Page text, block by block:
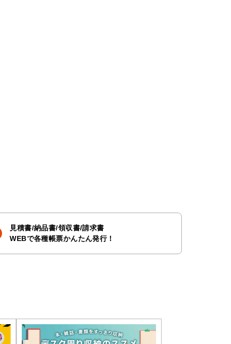
見積書/納品書/領収書/請求書
WEBで各種帳票かんたん発行！